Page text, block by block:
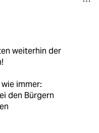
weiterhin der
immer:
den Bürgern